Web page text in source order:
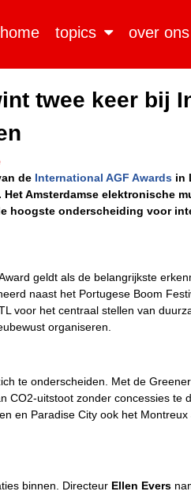
home topics over ons
twee keer bij
de International AGF Awards in
Amsterdamse elektronische
hoogste onderscheiding voor
geldt als de belangrijkste
naast het Portugese Boom
voor het centraal stellen van
organiseren.
te onderscheiden. Met de
CO2-uitstoot zonder concessies te
en Paradise City ook het
binnen. Directeur Ellen Evers